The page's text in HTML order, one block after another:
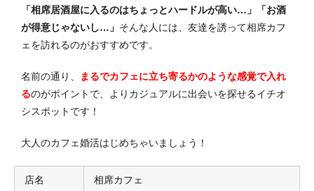
「相席居酒屋に入るのはちょっとハードルが高い…」「お酒
が得意じゃないし…」 そんな人には、友達を誘って相席カフ
ェを訪れるのがおすすめです。
名前の通り、
まるでカフェに立ち寄るかのような感覚で入れ
るのがポイントで、よりカジュアルに出会いを探せるイチオ
シスポットです！
大人のカフェ婚活はじめちゃいましょう！
店名 相席カフェ